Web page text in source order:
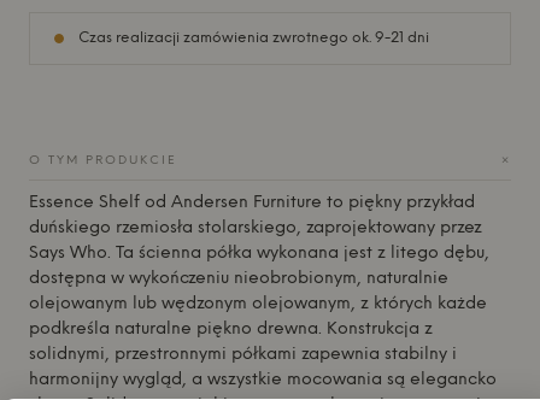
Czas realizacji zamówienia zwrotnego ok. 9-21 dni
O TYM PRODUKCIE +
Essence Shelf od Andersen Furniture to piękny przykład
duńskiego rzemiosła stolarskiego, zaprojektowany przez
Says Who. Ta ścienna półka wykonana jest z litego dębu,
dostępna w wykończeniu nieobrobionym, naturalnie
olejowanym lub wędzonym olejowanym, z których każde
podkreśla naturalne piękno drewna. Konstrukcja z
solidnymi, przestronnymi półkami zapewnia stabilny i
harmonijny wygląd, a wszystkie mocowania są elegancko